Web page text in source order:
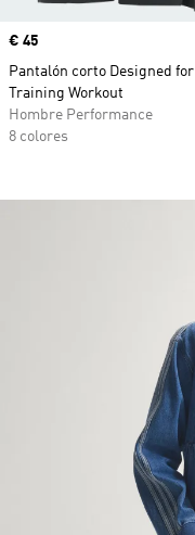
Precio
€ 45
Pantalón corto Designed for
Training Workout
Hombre Performance
8 colores